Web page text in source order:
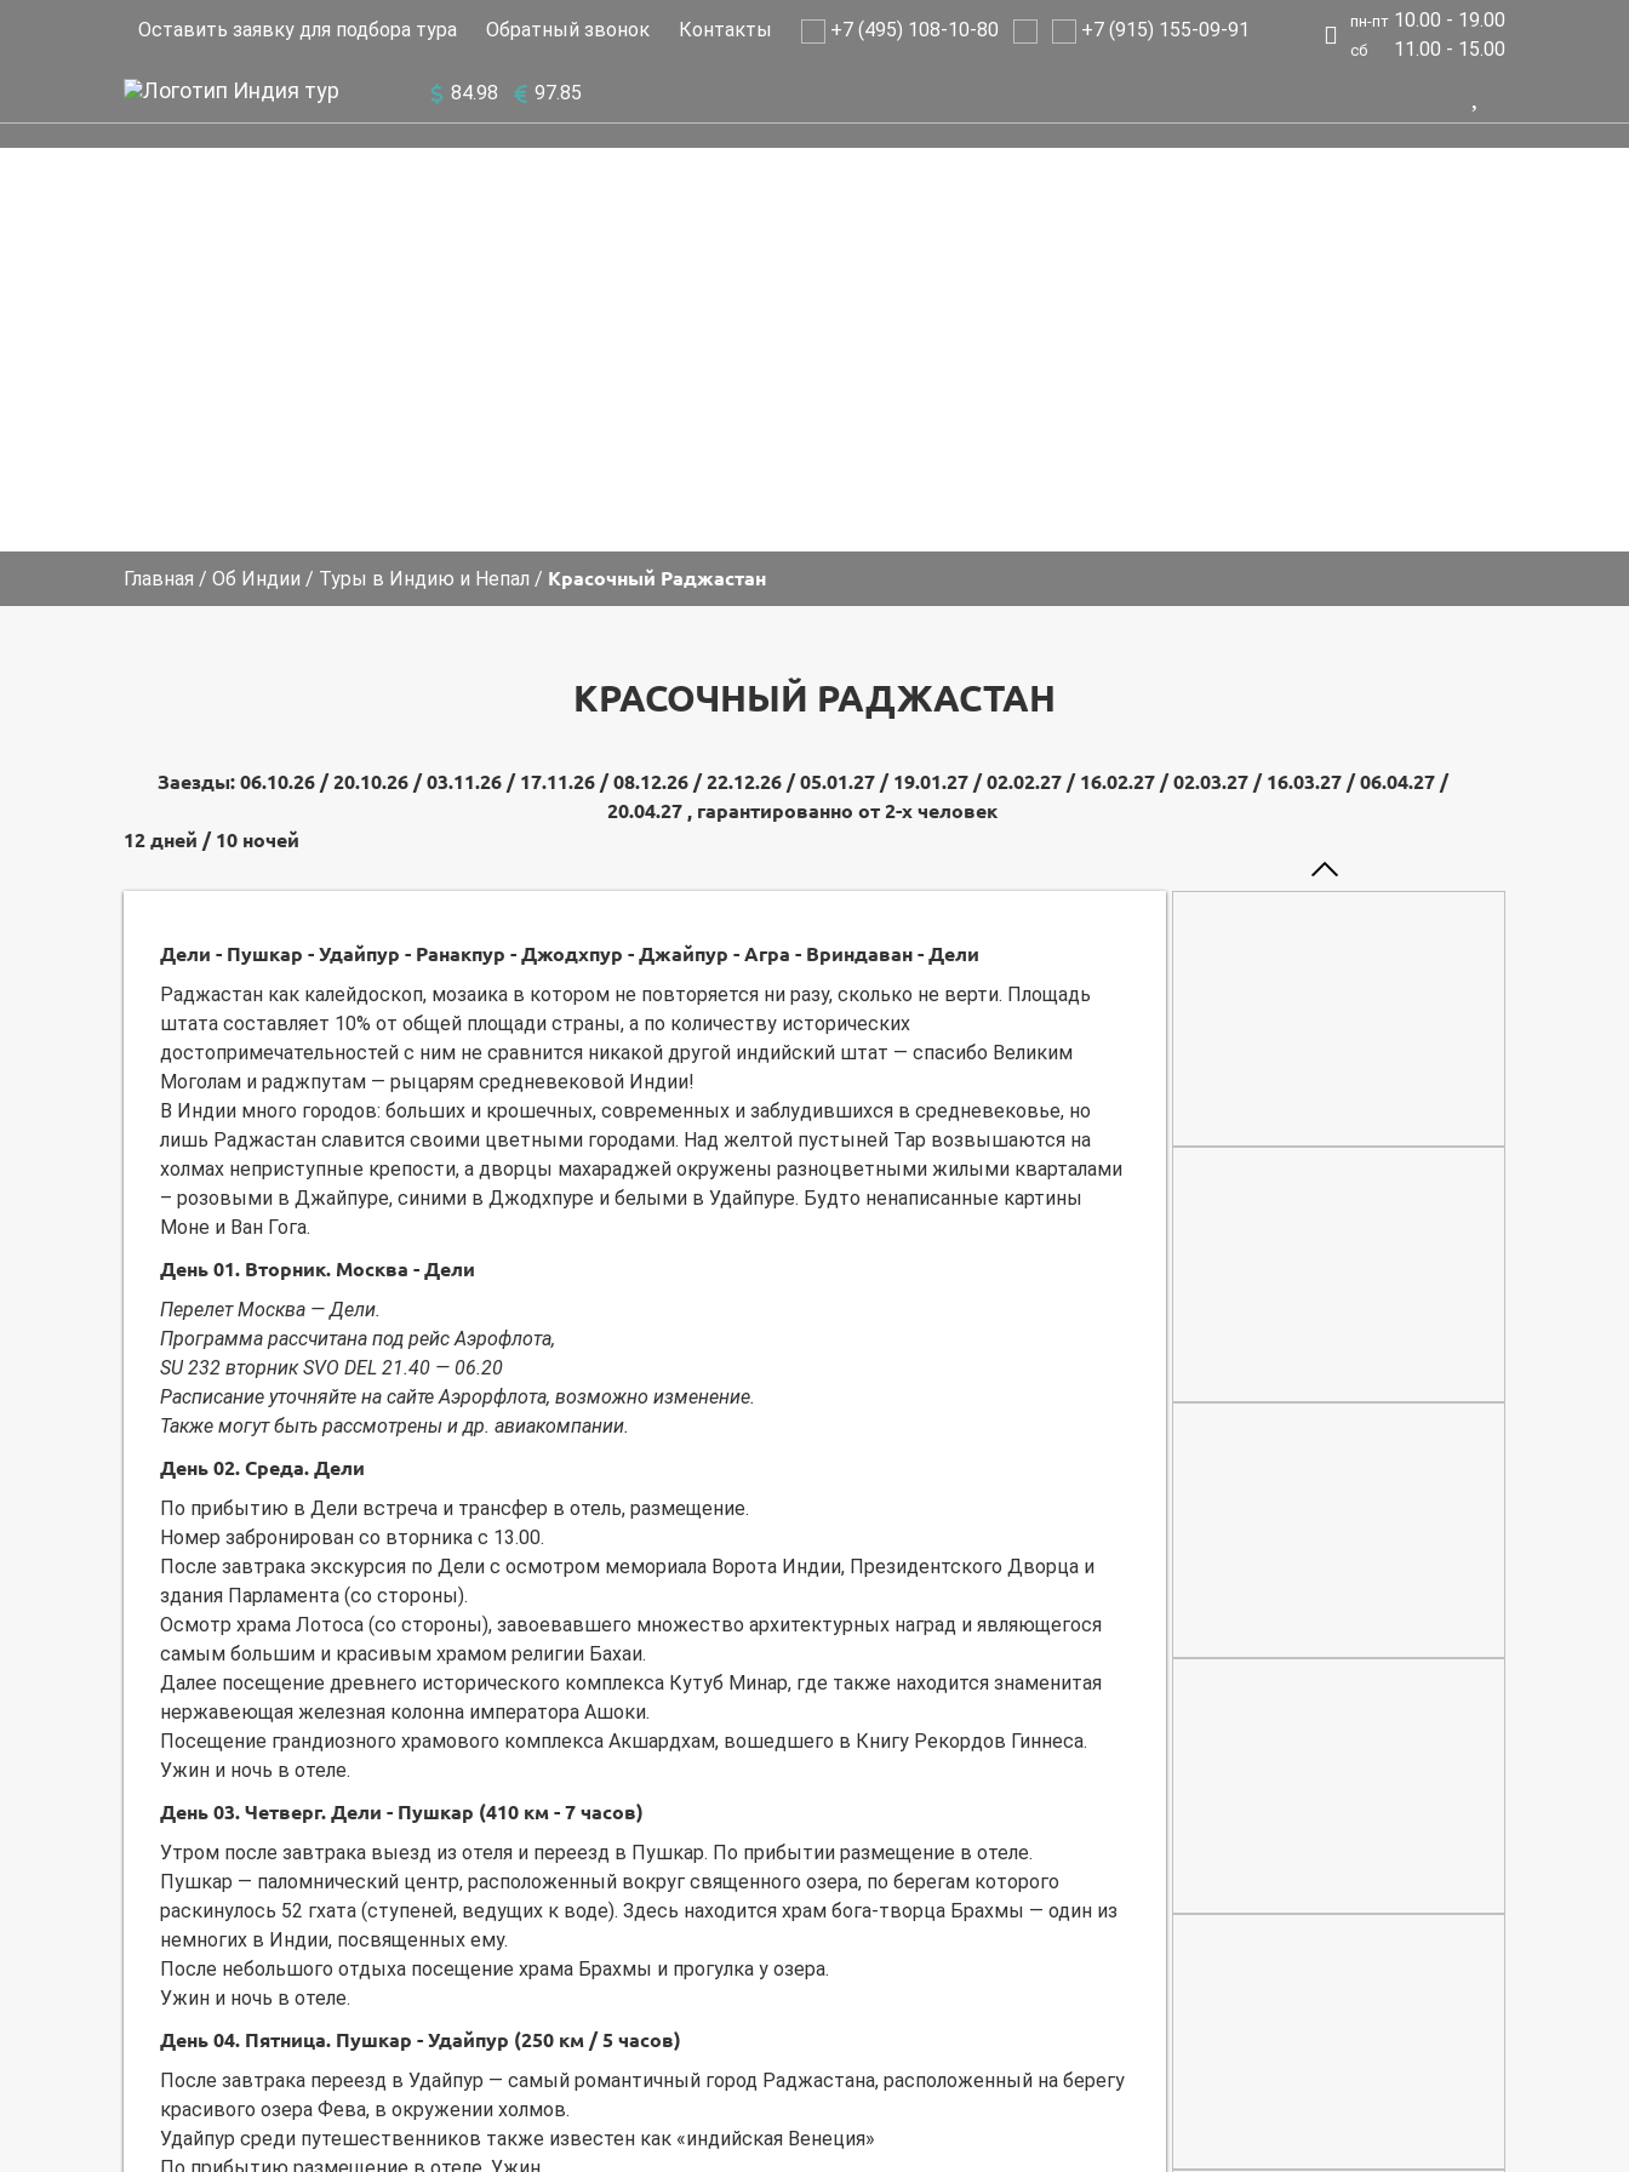
Оставить заявку для подбора тура Обратный звонок Контакты +7 (495) 108-10-80 +7 (915) 155-09-91 пн-пт 10.00 - 19.00
сб
11.00 - 15.00
84.98
97.85
Главная / Об Индии / Туры в Индию и Непал / Красочный Раджастан
КРАСОЧНЫЙ РАДЖАСТАН
Заезды: 06.10.26 / 20.10.26 / 03.11.26 / 17.11.26 / 08.12.26 / 22.12.26 / 05.01.27 / 19.01.27 / 02.02.27 / 16.02.27 / 02.03.27 / 16.03.27 / 06.04.27 /
20.04.27 , гарантированно от 2-х человек
12 дней / 10 ночей
Дели - Пушкар - Удайпур - Ранакпур - Джодхпур - Джайпур - Агра - Вриндаван - Дели
Раджастан как калейдоскоп, мозаика в котором не повторяется ни разу, сколько не верти. Площадь
штата составляет 10% от общей площади страны, а по количеству исторических
достопримечательностей с ним не сравнится никакой другой индийский штат — спасибо Великим
Моголам и раджпутам — рыцарям средневековой Индии!
В Индии много городов: больших и крошечных, современных и заблудившихся в средневековье, но
лишь Раджастан славится своими цветными городами. Над желтой пустыней Тар возвышаются на
холмах неприступные крепости, а дворцы махараджей окружены разноцветными жилыми кварталами
– розовыми в Джайпуре, синими в Джодхпуре и белыми в Удайпуре. Будто ненаписанные картины
Моне и Ван Гога.
День 01. Вторник. Москва - Дели
Перелет Москва — Дели.
Программа рассчитана под рейс Аэрофлота,
SU 232 вторник SVO DEL 21.40 — 06.20
Расписание уточняйте на сайте Аэрорфлота, возможно изменение.
Также могут быть рассмотрены и др. авиакомпании.
День 02. Среда. Дели
По прибытию в Дели встреча и трансфер в отель, размещение.
Номер забронирован со вторника с 13.00.
После завтрака экскурсия по Дели с осмотром мемориала Ворота Индии, Президентского Дворца и
здания Парламента (со стороны).
Осмотр храма Лотоса (со стороны), завоевавшего множество архитектурных наград и являющегося
самым большим и красивым храмом религии Бахаи.
Далее посещение древнего исторического комплекса Кутуб Минар, где также находится знаменитая
нержавеющая железная колонна императора Ашоки.
Посещение грандиозного храмового комплекса Акшардхам, вошедшего в Книгу Рекордов Гиннеса.
Ужин и ночь в отеле.
День 03. Четверг. Дели - Пушкар (410 км - 7 часов)
Утром после завтрака выезд из отеля и переезд в Пушкар. По прибытии размещение в отеле.
Пушкар — паломнический центр, расположенный вокруг священного озера, по берегам которого
раскинулось 52 гхата (ступеней, ведущих к воде). Здесь находится храм бога-творца Брахмы — один из
немногих в Индии, посвященных ему.
После небольшого отдыха посещение храма Брахмы и прогулка у озера.
Ужин и ночь в отеле.
День 04. Пятница. Пушкар - Удайпур (250 км / 5 часов)
После завтрака переезд в Удайпур — самый романтичный город Раджастана, расположенный на берегу
красивого озера Фева, в окружении холмов.
Удайпур среди путешественников также известен как «индийская Венеция»